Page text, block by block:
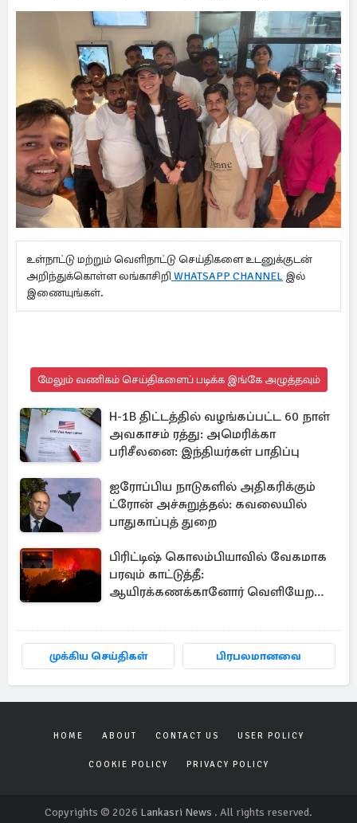
உள்நாட்டு மற்றும் வெளிநாட்டு செய்திகளை உடனுக்குடன்
அறிந்துக்கொள்ள லங்காசிறி WHATSAPP CHANNEL இல்
இணையுங்கள்.
மேலும் வணிகம் செய்திகளைப் படிக்க இங்கே அழுத்தவும்
H-1B திட்டத்தில் வழங்கப்பட்ட 60 நாள்
அவகாசம் ரத்து: அமெரிக்கா
பரிசீலனை: இந்தியர்கள் பாதிப்பு
ஐரோப்பிய நாடுகளில் அதிகரிக்கும்
ட்ரோன் அச்சுறுத்தல்: கவலையில்
பாதுகாப்புத் துறை
பிரிட்டிஷ் கொலம்பியாவில் வேகமாக
பரவும் காட்டுத்தீ:
ஆயிரக்கணக்கானோர் வெளியேற
முக்கிய செய்திகள் பிரபலமானவை
HOME ABOUT CONTACT US USER POLICY
COOKIE POLICY PRIVACY POLICY
Copyrights © 2026 Lankasri News . All rights reserved.